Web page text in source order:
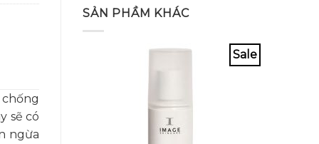
SẢN PHẦM KHÁC
Sale
sẽ có
ngừa